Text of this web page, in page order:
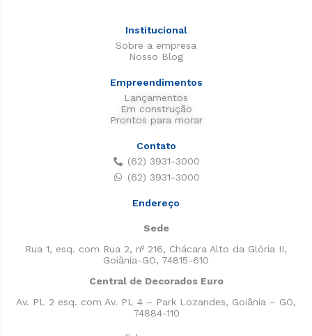
Institucional
Sobre a empresa
Nosso Blog
Empreendimentos
Lançamentos
Em construção
Prontos para morar
Contato
(62) 3931-3000
(62) 3931-3000
Endereço
Sede
Rua 1, esq. com Rua 2, nº 216, Chácara Alto da Glória II,
Goiânia-GO, 74815-610
Central de Decorados Euro
Av. PL 2 esq. com Av. PL 4 – Park Lozandes, Goiânia – GO,
74884-110